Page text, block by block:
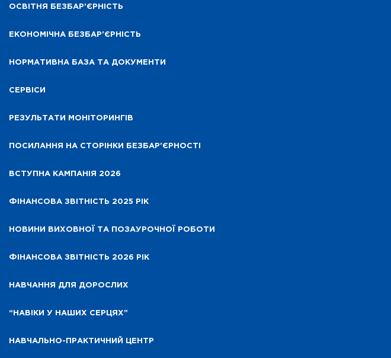
ОСВІТНЯ БЕЗБАР’ЄРНІСТЬ
ЕКОНОМІЧНА БЕЗБАР’ЄРНІСТЬ
НОРМАТИВНА БАЗА ТА ДОКУМЕНТИ
СЕРВІСИ
РЕЗУЛЬТАТИ МОНІТОРИНГІВ
ПОСИЛАННЯ НА СТОРІНКИ БЕЗБАР’ЄРНОСТІ
ВСТУПНА КАМПАНІЯ 2026
ФІНАНСОВА ЗВІТНІСТЬ 2025 РІК
НОВИНИ ВИХОВНОЇ ТА ПОЗАУРОЧНОЇ РОБОТИ
ФІНАНСОВА ЗВІТНІСТЬ 2026 РІК
НАВЧАННЯ ДЛЯ ДОРОСЛИХ
“НАВІКИ У НАШИХ СЕРЦЯХ”
НАВЧАЛЬНО-ПРАКТИЧНИЙ ЦЕНТР